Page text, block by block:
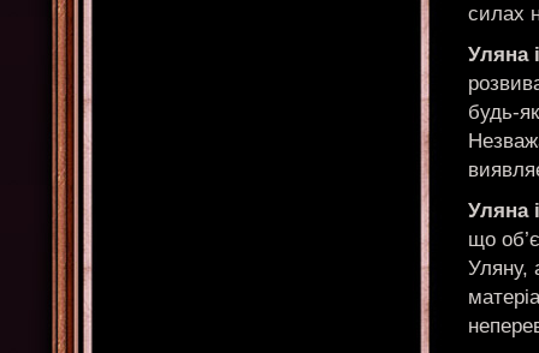
силах
Уляна
будь-
Уляна
що
Уляну,